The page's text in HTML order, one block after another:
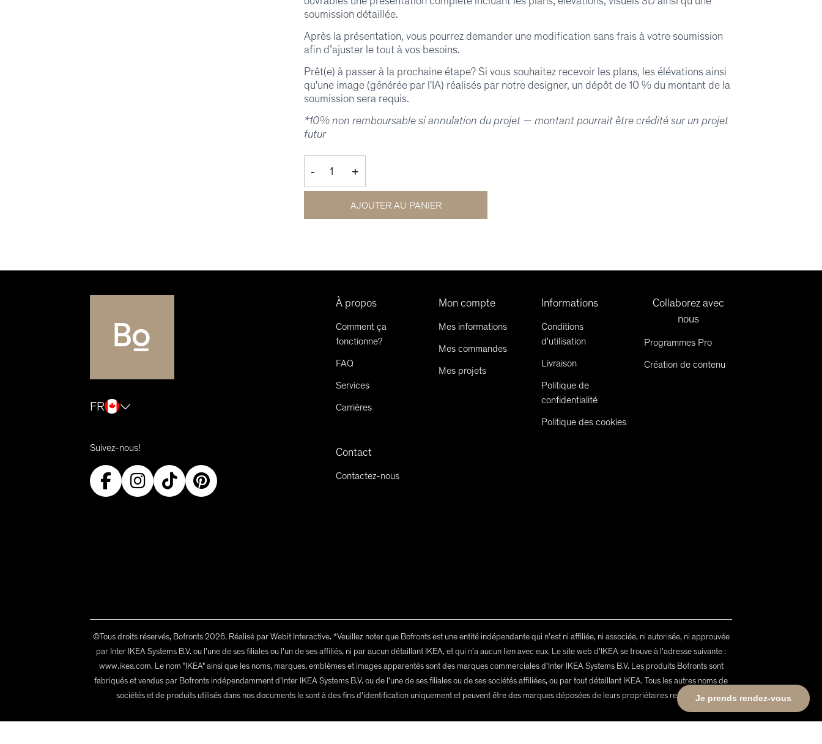
Je prends rendez-vous
soumission détaillée.
Après la présentation, vous pourrez demander une modification sans frais à votre soumission
afin d’ajuster le tout à vos besoins.
Prêt(e) à passer à la prochaine étape? Si vous souhaitez recevoir les plans, les élévations ainsi
qu'une image (générée par l'IA) réalisés par notre designer, un dépôt de 10 % du montant de la
soumission sera requis.
*10% non remboursable si annulation du projet — montant pourrait être crédité sur un projet
futur
- +
AJOUTER AU PANIER
FR
À propos
Comment ça
fonctionne?
FAQ
Services
Carrières
Mon compte
Mes informations
Mes commandes
Mes projets
Informations
Conditions
d'utilisation
Livraison
Politique de
confidentialité
Politique des cookies
Collaborez avec
nous
Programmes Pro
Création de contenu
Contact
Contactez-nous
Suivez-nous!
©Tous droits réservés, Bofronts 2026. Réalisé par Webit Interactive. *Veuillez noter que Bofronts est une entité indépendante qui n'est ni affiliée, ni associée, ni autorisée, ni approuvée
par Inter IKEA Systems B.V. ou l'une de ses filiales ou l'un de ses affiliés, ni par aucun détaillant IKEA, et qui n'a aucun lien avec eux. Le site web d'IKEA se trouve à l'adresse suivante :
www.ikea.com. Le nom "IKEA" ainsi que les noms, marques, emblèmes et images apparentés sont des marques commerciales d'Inter IKEA Systems B.V. Les produits Bofronts sont
fabriqués et vendus par Bofronts indépendamment d'Inter IKEA Systems B.V. ou de l'une de ses filiales ou de ses sociétés affiliées, ou par tout détaillant IKEA. Tous les autres noms de
sociétés et de produits utilisés dans nos documents le sont à des fins d'identification uniquement et peuvent être des marques déposées de leurs propriétaires respectifs.